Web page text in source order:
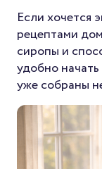
Если хочется
рецептами
сиропы и
удобно начать
уже собраны